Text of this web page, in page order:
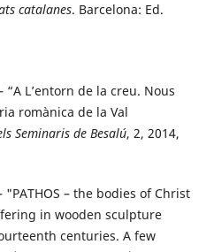
catalanes. Barcelona: Ed.
“A L’entorn de la creu. Nous
romànica de la Val
Seminaris de Besalú, 2, 2014,
"PATHOS – the bodies of Christ
in wooden sculpture
centuries. A few